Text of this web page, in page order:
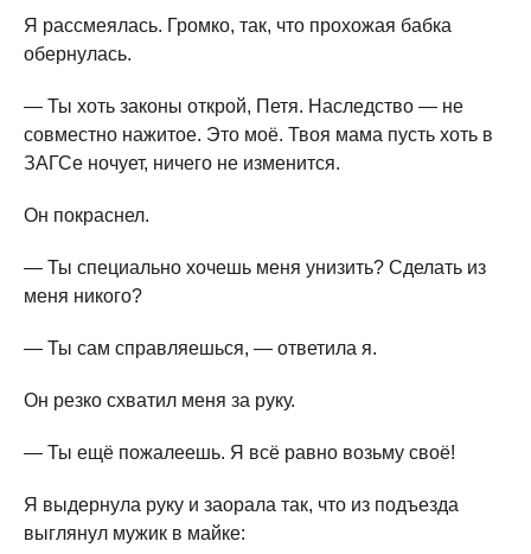
Я рассмеялась. Громко, так, что прохожая бабка
обернулась.
— Ты хоть законы открой, Петя. Наследство — не
совместно нажитое. Это моё. Твоя мама пусть хоть в
ЗАГСе ночует, ничего не изменится.
Он покраснел.
— Ты специально хочешь меня унизить? Сделать из
меня никого?
— Ты сам справляешься, — ответила я.
Он резко схватил меня за руку.
— Ты ещё пожалеешь. Я всё равно возьму своё!
Я выдернула руку и заорала так, что из подъезда
выглянул мужик в майке: